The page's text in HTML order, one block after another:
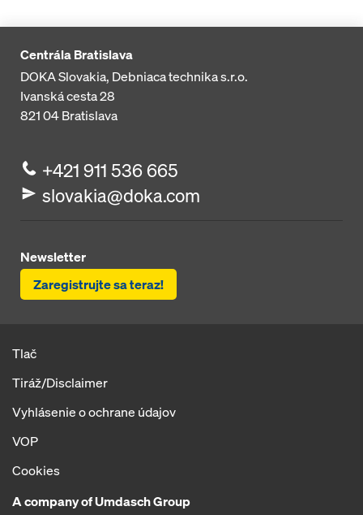
Centrála Bratislava
DOKA Slovakia, Debniaca technika s.r.o.
Ivanská cesta 28
821 04Bratislava
+421 911 536 665
slovakia@doka.com
Newsletter
Zaregistrujte sa teraz!
Tlač
Tiráž/Disclaimer
Vyhlásenie o ochrane údajov
VOP
Cookies
A company of Umdasch Group